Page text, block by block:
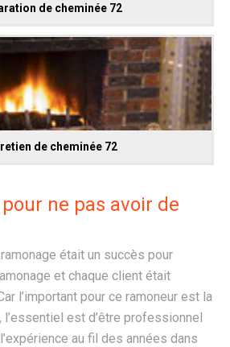
de cheminée 72
de cheminée 72
ne pas avoir de
était un succès pour
et chaque client était
l’important pour ce ramoneur est la
est d’être professionnel
au fil des années dans